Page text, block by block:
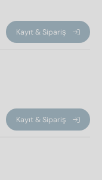
Kayıt & Sipariş
Kayıt & Sipariş